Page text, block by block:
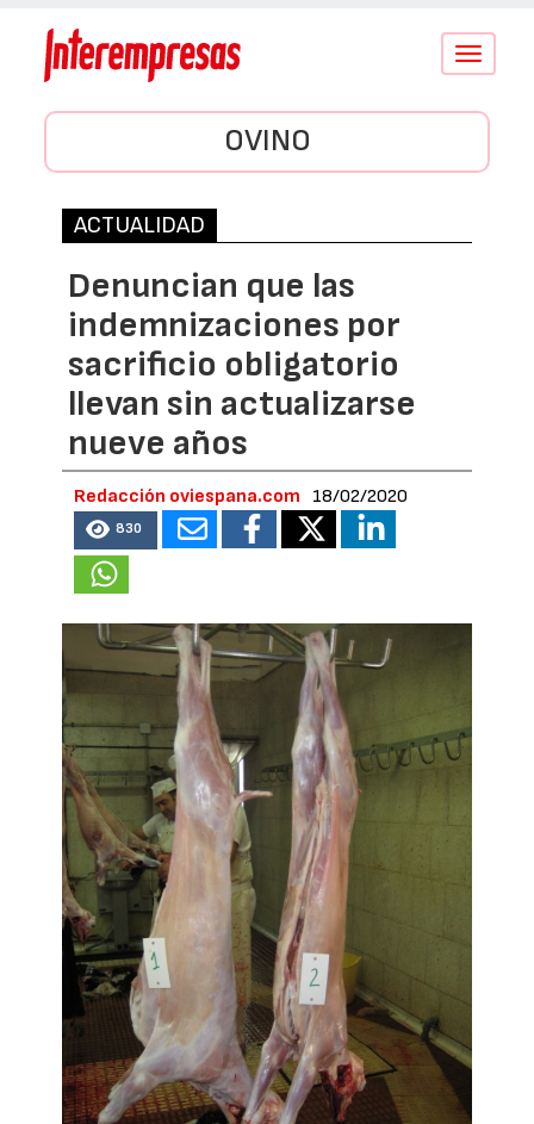
Conmutar
OVINO
ACTUALIDAD
Denuncian que las
indemnizaciones por
sacrificio obligatorio
llevan sin actualizarse
nueve años
Redacción oviespana.com 18/02/2020
830